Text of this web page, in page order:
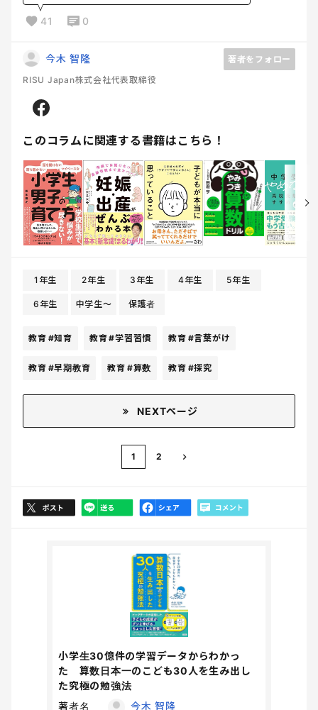
41 0
今木 智隆
著者をフォロー
RISU Japan株式会社代表取締役
このコラムに関連する書籍はこちら！
1年生 2年生 3年生 4年生 5年生
6年生 中学生〜 保護者
教育 #知育 教育#学習習慣 教育 #言葉がけ
教育 #早期教育 教育 #算数 教育 #探究
NEXTページ
1 2
小学生30億件の学習データからわかっ
た 算数日本一のこども30人を生み出し
た究極の勉強法
著者名
今木 智隆